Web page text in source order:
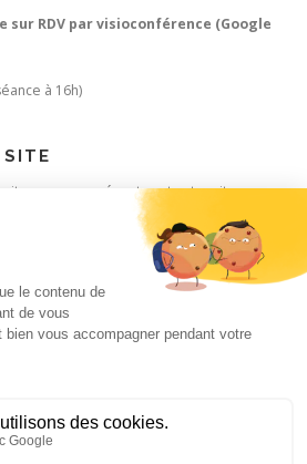
RDV par visioconférence (Google
à 16h)
SITE
pour vous présenter et votre site ou